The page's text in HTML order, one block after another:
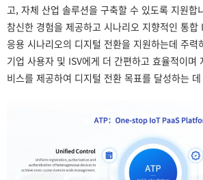
고, 자체 산업 솔루션을 구축할 수 있도록 지원합
참신한 경험을 제공하고 시나리오 지향적인 통합
응용 시나리오의 디지털 전환을 지원하는데 주력
기업 사용자 및 ISV에게 더 간편하고 효율적이며
비스를 제공하여 디지털 전환 목표를 달성하는